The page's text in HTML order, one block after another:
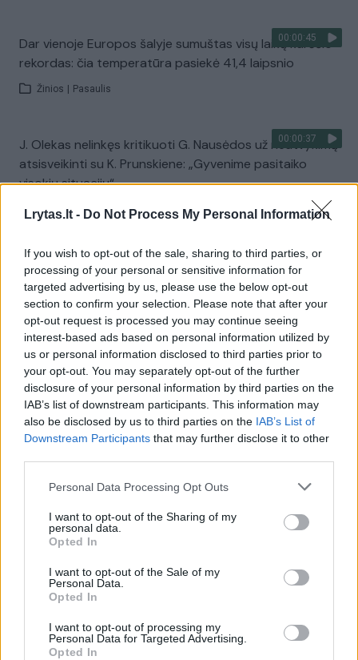
Lrytas.lt - Do Not Process My Personal Information
If you wish to opt-out of the sale, sharing to third parties, or
processing of your personal or sensitive information for
targeted advertising by us, please use the below opt-out
section to confirm your selection. Please note that after your
opt-out request is processed you may continue seeing
interest-based ads based on personal information utilized by
us or personal information disclosed to third parties prior to
your opt-out. You may separately opt-out of the further
disclosure of your personal information by third parties on the
IAB’s list of downstream participants. This information may
also be disclosed by us to third parties on the IAB’s List of
Downstream Participants that may further disclose it to other
Personal Data Processing Opt Outs
I want to opt-out of the Sharing of my
personal data.
Opted In
I want to opt-out of the Sale of my
Personal Data.
Opted In
I want to opt-out of processing my
Personal Data for Targeted Advertising.
Opted In
00:00:45
Dar vienoje Europos šalyje sumuštas visų laikų karščio
rekordas: čia temperatūra pasiekė 41,4 laipsnio
Žinios Pasaulis
00:00:37
J. Olekas nelinkęs kritikuoti G. Nausėdos už neatvykimą
atsisveikinti su K. Prunskiene: „Gyvenime pasitaiko
visokių situacijų“
Žinios | Lietuvos diena
00:41:28
L. Kontrimas, A. Lašas, A. Lyberytė: ko nesupranta
Mindaugas Sinkevičius?
Laidos | Lietuva tiesiogiai
Visi įrašai
Žiūrimiausi įrašai
00:00:49
Pateikė daugiau detalių apie iš tėvų paimtus šešis
vaikus: jiems kilusi grėsmė
Žinios | Lietuvos diena
Vaizdai iš tragiškos avarijos Vilniaus r.: dviejų moterų ir
Žinios | Lietuvos diena